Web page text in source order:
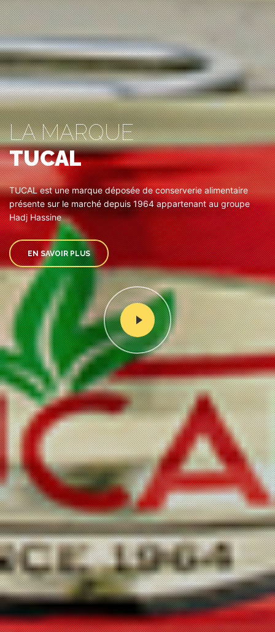
LA MARQUE
TUCAL
TUCAL est une marque déposée de conserverie alimentaire
présente sur le marché depuis 1964 appartenant au groupe
Hadj Hassine
EN SAVOIR PLUS